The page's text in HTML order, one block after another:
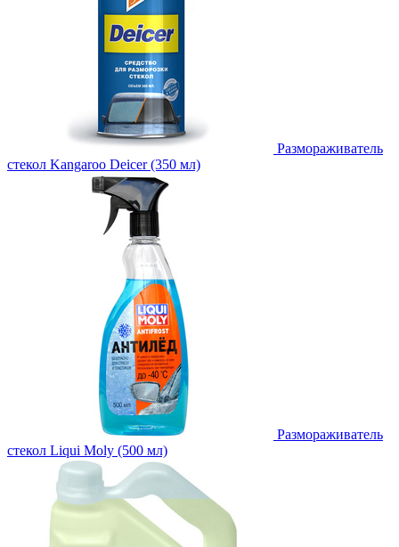
Размораживатель
стекол Kangaroo Deicer (350 мл)
Размораживатель
стекол Liqui Moly (500 мл)